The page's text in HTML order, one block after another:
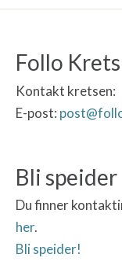
Follo Krets
Kontakt kretsen:
E-post:
Bli speider
Du finner
her.
Bli speider!